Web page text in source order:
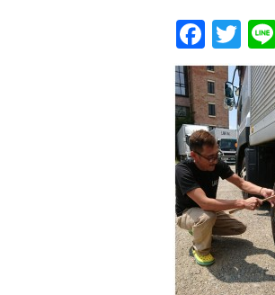
F
a
c
e
b
o
o
k
T
w
itt
er